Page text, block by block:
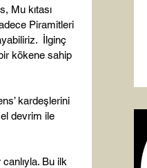
Mu kıtası
Piramitleri
İlginç
kökene sahip
kardeşlerini
devrim ile
Bu ilk